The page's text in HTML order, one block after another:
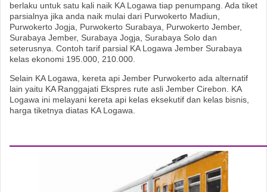
berlaku untuk satu kali naik KA Logawa tiap penumpang. Ada tiket
parsialnya jika anda naik mulai dari Purwokerto Madiun,
Purwokerto Jogja, Purwokerto Surabaya, Purwokerto Jember,
Surabaya Jember, Surabaya Jogja, Surabaya Solo dan
seterusnya. Contoh tarif parsial KA Logawa Jember Surabaya
kelas ekonomi 195.000, 210.000.
Selain KA Logawa, kereta api Jember Purwokerto ada alternatif
lain yaitu KA Ranggajati Ekspres rute asli Jember Cirebon. KA
Logawa ini melayani kereta api kelas eksekutif dan kelas bisnis,
harga tiketnya diatas KA Logawa.